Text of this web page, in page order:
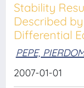
Stability
Described
Differential
PEPE,
2007-01-01